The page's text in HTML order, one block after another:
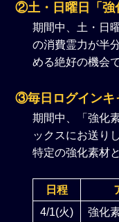
②土・日曜日「強
期間中、土・日
の消費霊力が半
める絶好の機会で
③毎日ログインキ
期間中、「強化
ックスにお送り
特定の強化素材
日程
4/1(火)
強化